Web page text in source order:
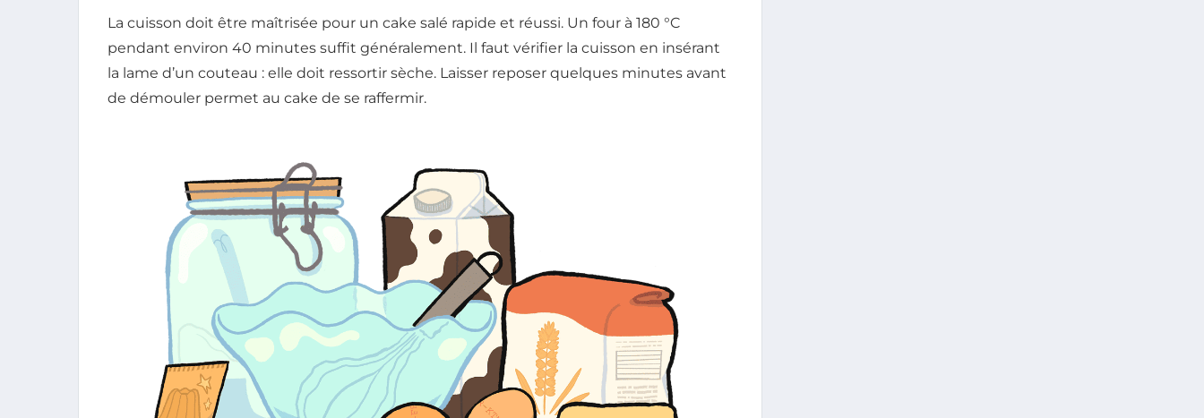
La cuisson doit être maîtrisée pour un cake salé rapide et réussi. Un four à 180 °C
pendant environ 40 minutes suffit généralement. Il faut vérifier la cuisson en insérant
la lame d’un couteau : elle doit ressortir sèche. Laisser reposer quelques minutes avant
de démouler permet au cake de se raffermir.